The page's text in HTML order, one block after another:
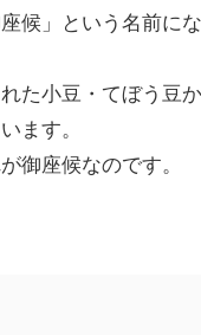
候」という名前にな
た小豆・てぼう豆
ます。
御座候なのです。